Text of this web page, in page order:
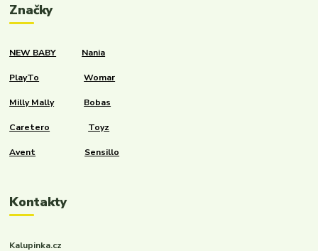
Značky
NEW BABY Nania
PlayTo Womar
Milly Mally Bobas
Caretero Toyz
Avent Sensillo
Kontakty
Kalupinka.cz